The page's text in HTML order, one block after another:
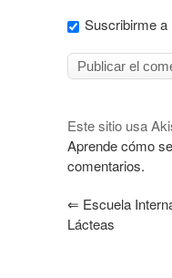
Suscribirme a
Este sitio usa
Aprende cómo
comentarios.
⇐ Escuela
Lácteas